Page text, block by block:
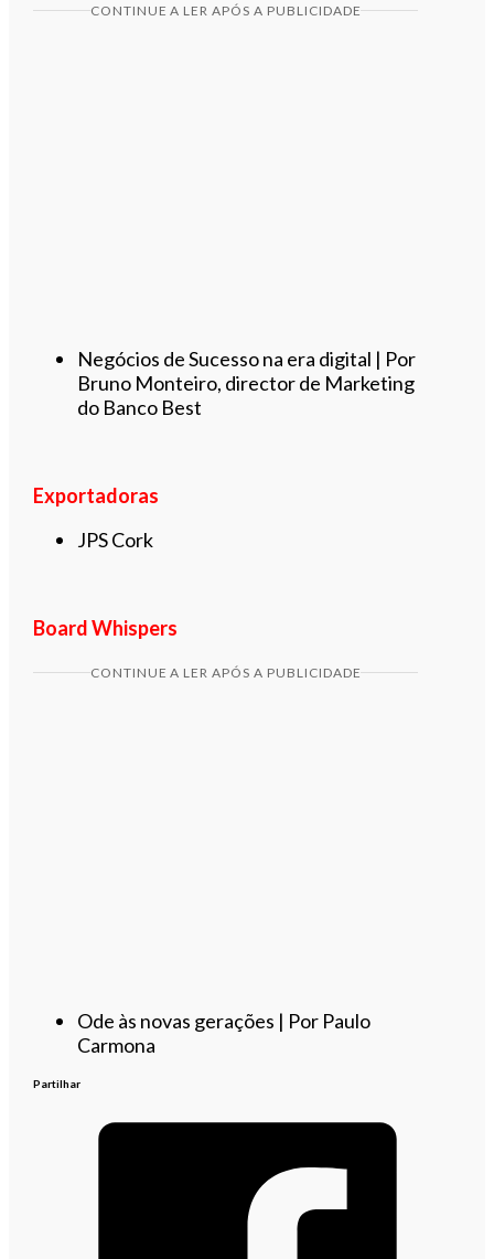
CONTINUE A LER APÓS A PUBLICIDADE
Negócios de Sucesso na era digital | Por
Bruno Monteiro, director de Marketing
do Banco Best
Exportadoras
JPS Cork
Board Whispers
CONTINUE A LER APÓS A PUBLICIDADE
Ode às novas gerações | Por Paulo
Carmona
Partilhar